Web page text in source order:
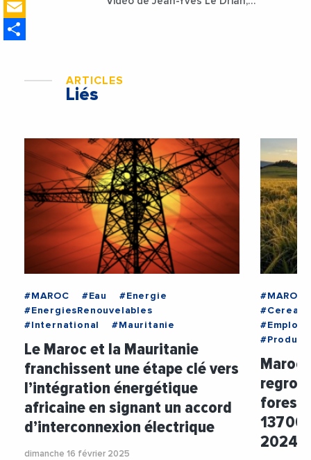
ARTICLES
Liés
#MAROC #Eau
#Energie
#EnergiesRenouvelables
#International
#Mauritanie
Le Maroc et la Mauritanie
franchissent une étape clé vers
l’intégration énergétique
africaine en signant un accord
d’interconnexion électrique
dimanche 16 février 2025
#MAROC
#Emploi
Maroc
137
2024 !